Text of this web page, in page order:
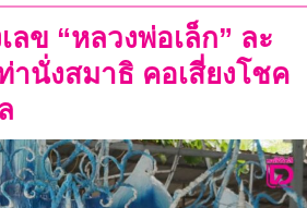
ลข “หลวงพ่อเล็ก” ละ
านั่งสมาธิ คอเสี่ยงโชค